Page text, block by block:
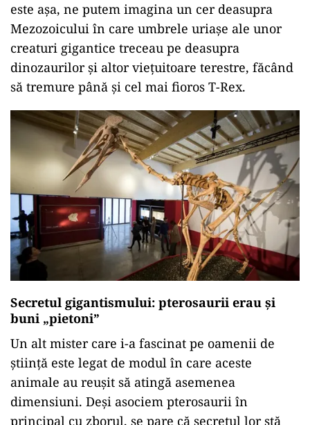
este așa, ne putem imagina un cer deasupra
Mezozoicului în care umbrele uriașe ale unor
creaturi gigantice treceau pe deasupra
dinozaurilor și altor viețuitoare terestre, făcând
să tremure până și cel mai fioros T-Rex.
Secretul gigantismului: pterosaurii erau și
buni „pietoni”
Un alt mister care i-a fascinat pe oamenii de
știință este legat de modul în care aceste
animale au reușit să atingă asemenea
dimensiuni. Deși asociem pterosaurii în
principal cu zborul, se pare că secretul lor stă